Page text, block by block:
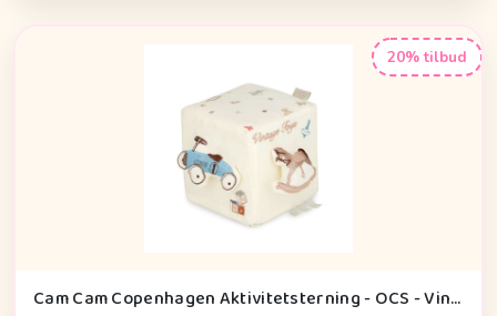
20% tilbud
Cam Cam Copenhagen Aktivitetsterning - OCS - Vintage Toys